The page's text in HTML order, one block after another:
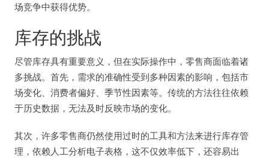
场竞争中获得优势。
库存的挑战
尽管库存具有重要意义，但在实际操作中，零售商面临着诸
多挑战。首先，需求的准确性受到多种因素的影响，包括市
场变化、消费者偏好、季节性因素等。传统的方法往往依赖
于历史数据，无法及时反映市场的变化。
其次，许多零售商仍然使用过时的工具和方法来进行库存管
理，依赖人工分析电子表格，这不仅效率低下，还容易出